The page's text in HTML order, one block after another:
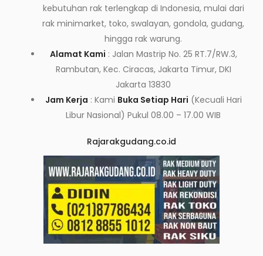
kebutuhan rak terlengkap di Indonesia, mulai dari
rak minimarket, toko, swalayan, gondola, gudang,
hingga rak warung.
Alamat Kami : Jalan Mastrip No. 25 RT.7/RW.3,
Rambutan, Kec. Ciracas, Jakarta Timur, DKI
Jakarta 13830
Jam Kerja : Kami Buka Setiap Hari (Kecuali Hari
Libur Nasional) Pukul 08.00 – 17.00 WIB
Rajarakgudang.co.id